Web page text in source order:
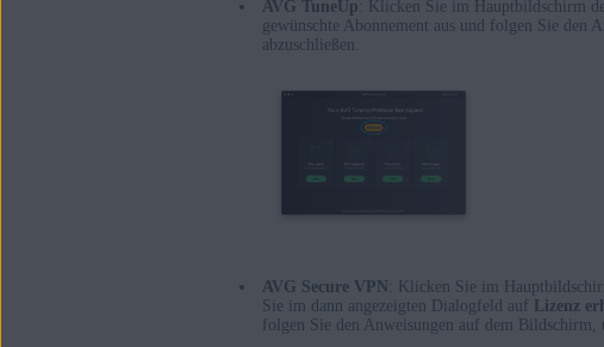
AVG TuneUp : Klicken Sie im Hauptbildschirm
gewünschte Abonnement aus und folgen Sie den
abzuschließen.
AVG Secure VPN : Klicken Sie im
Sie im dann angezeigten Dialogfeld auf
Lizenz
folgen Sie den Anweisungen auf dem Bildschirm,